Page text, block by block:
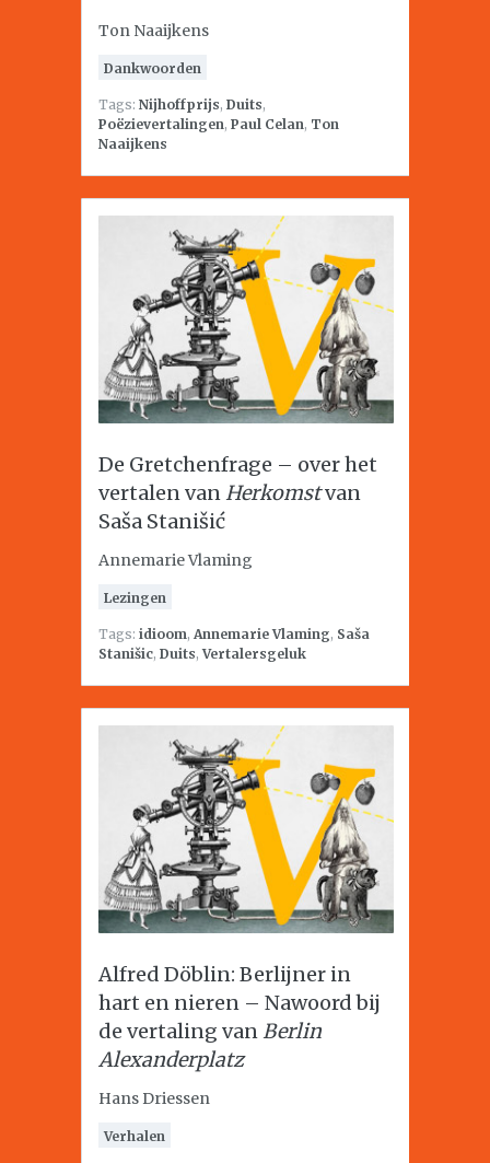
Ton Naaijkens
Dankwoorden
Tags: Nijhoffprijs, Duits,
Poëzievertalingen, Paul Celan, Ton
Naaijkens
De Gretchenfrage – over het
vertalen vanHerkomstvan
Saša Stanišić
Annemarie Vlaming
Lezingen
Tags: idioom, Annemarie Vlaming, Saša
Stanišic, Duits,Vertalersgeluk
Alfred Döblin: Berlijner in
hart en nieren – Nawoord bij
de vertaling vanBerlin
Alexanderplatz
Hans Driessen
Verhalen